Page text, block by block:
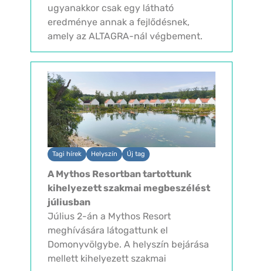
ugyanakkor csak egy látható
eredménye annak a fejlődésnek,
amely az ALTAGRA-nál végbement.
Az elmúlt években tudatosan
építették és bővítették csapatukat.
Örömükre egy új...
Tagi hírek Helyszín Új tag
A Mythos Resortban tartottunk
kihelyezett szakmai megbeszélést
júliusban
Július 2-án a Mythos Resort
meghívására látogattunk el
Domonyvölgybe. A helyszín bejárása
mellett kihelyezett szakmai